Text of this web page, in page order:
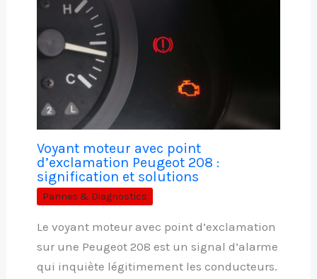
Voyant moteur avec point
d’exclamation Peugeot 208 :
signification et solutions
Pannes & Diagnostics
Le voyant moteur avec point d’exclamation
sur une Peugeot 208 est un signal d’alarme
qui inquiète légitimement les conducteurs.